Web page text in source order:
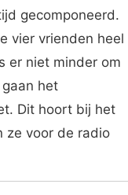
gecomponeerd.
vier vrienden heel
er niet minder om
het
Dit hoort bij het
ze voor de radio